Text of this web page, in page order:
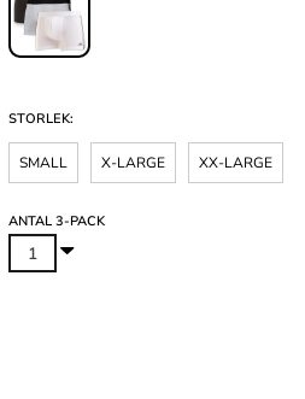
STORLEK:
SMALL X-LARGE XX-LARGE
ANTAL 3-PACK